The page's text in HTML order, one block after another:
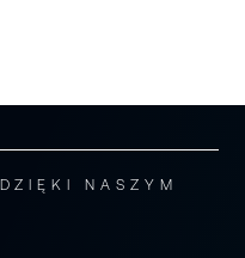
NASZYM